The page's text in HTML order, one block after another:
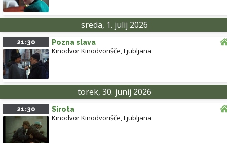
sreda, 1. julij 2026
21:30 Pozna slava
Kinodvor Kinodvorišče,Ljubljana
torek, 30. junij 2026
21:30 Sirota
Kinodvor Kinodvorišče,Ljubljana